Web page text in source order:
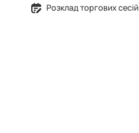
Розклад торгових сесій